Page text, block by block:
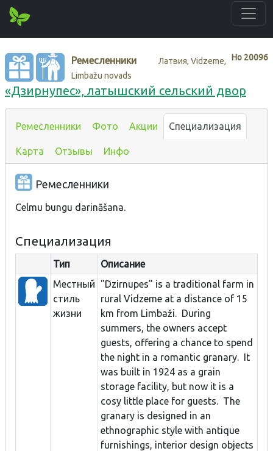
Нo 20096
Ремесленники
Латвия, Vidzeme,
Limbažu novads
«Дзирнупес», латышский сельский двор
Ремесленники Фото Акции Специализация
Карта Отзывы Инфо
Ремесленники
Celmu bungu darināšana.
Специализация
Тип
Описание
Местный
стиль
жизни
"Dzirnupes" is a traditional farm in
rural Vidzeme at a distance of 15
km from Limbaži. During
summers, the owners accept
guests, offering a chance to spend
the night in a romantic granary. It
was built in 1924 as a grain
storage facility, but now it is a
cosy little place for guests. The
granary is designed in an
ethnographic style with antique
furnishings, interior design objects